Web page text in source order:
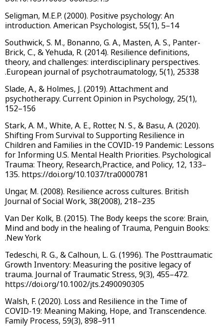
Seligman, M.E.P. (2000). Positive psychology: An
introduction. American Psychologist, 55(1), 5–14
Southwick, S. M., Bonanno, G. A., Masten, A. S., Panter-
Brick, C., & Yehuda, R. (2014). Resilience definitions,
theory, and challenges: interdisciplinary perspectives.
European journal of psychotraumatology, 5(1), 25338.
Slade, A., & Holmes, J. (2019). Attachment and
psychotherapy. Current Opinion in Psychology, 25(1),
152–156
Stark, A. M., White, A. E., Rotter, N. S., & Basu, A. (2020).
Shifting From Survival to Supporting Resilience in
Children and Families in the COVID-19 Pandemic: Lessons
for Informing U.S. Mental Health Priorities. Psychological
Trauma: Theory, Research,Practice, and Policy, 12, 133–
135. https://doi.org/10.1037/tra0000781
Ungar, M. (2008). Resilience across cultures. British
Journal of Social Work, 38(2008), 218–235
Van Der Kolk, B. (2015). The Body keeps the score: Brain,
Mind and body in the healing of Trauma, Penguin Books:
New York.
Tedeschi, R. G., & Calhoun, L. G. (1996). The Posttraumatic
Growth Inventory: Measuring the positive legacy of
trauma. Journal of Traumatic Stress, 9(3), 455–472.
https://doi.org/10.1002/jts.2490090305
Walsh, F. (2020). Loss and Resilience in the Time of
COVID-19: Meaning Making, Hope, and Transcendence.
Family Process, 59(3), 898–911